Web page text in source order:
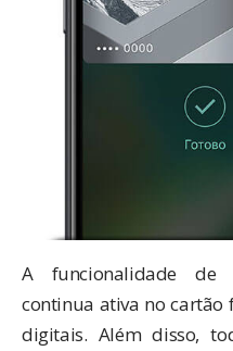
A funcionalidade de
continua ativa no cartão
digitais. Além disso,